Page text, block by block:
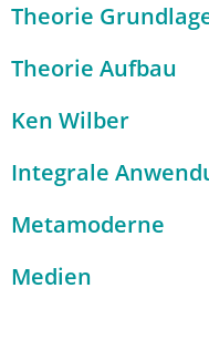
Theorie
Theorie Aufbau
Ken Wilber
Integrale
Metamoderne
Medien